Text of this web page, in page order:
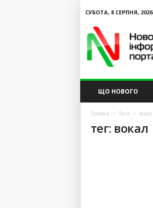
СУБОТА, 8 СЕРПНЯ, 2026
ЩО НОВОГО
Головна Теги вокал
тег: вокал